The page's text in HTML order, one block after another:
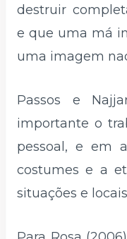
destruir
e que uma má
uma imagem
Passos e
importante o
pessoal, e em
costumes e a
situações e